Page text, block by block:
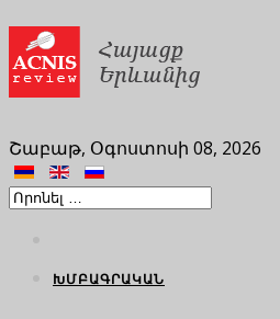
Շաբաթ, Օգոստոսի 08, 2026
ԽՄԲԱԳՐԱԿԱՆ